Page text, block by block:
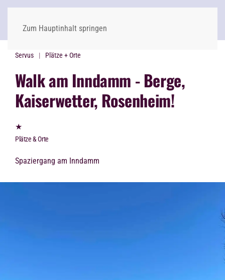
Zum Hauptinhalt springen
Servus Plätze + Orte
Walk am Inndamm - Berge,
Kaiserwetter, Rosenheim!
★
Plätze & Orte
Spaziergang am Inndamm